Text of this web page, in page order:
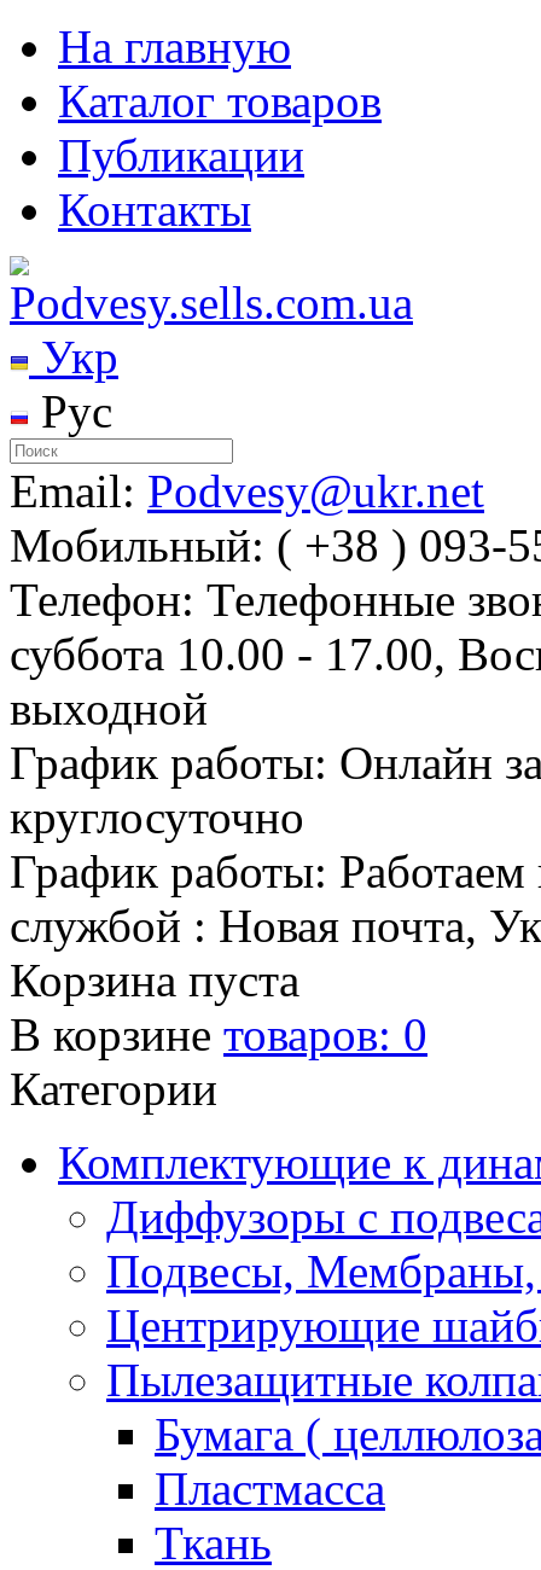
На главную
Каталог товаров
Публикации
Контакты
Укр
Рус
Email: Podvesy@ukr.net
Мобильный: ( +38 ) 093-
Телефон: Телефонные
суббота 10.00 - 17.00,
выходной
График работы: Онлайн
круглосуточно
График работы: Работаем
службой : Новая почта,
Корзина пуста
В корзине товаров: 0
Категории
Комплектующие к
Диффузоры с
Подвесы,
Центрирующие
Пылезащитные
Бумага (
Пластмасса
Ткань